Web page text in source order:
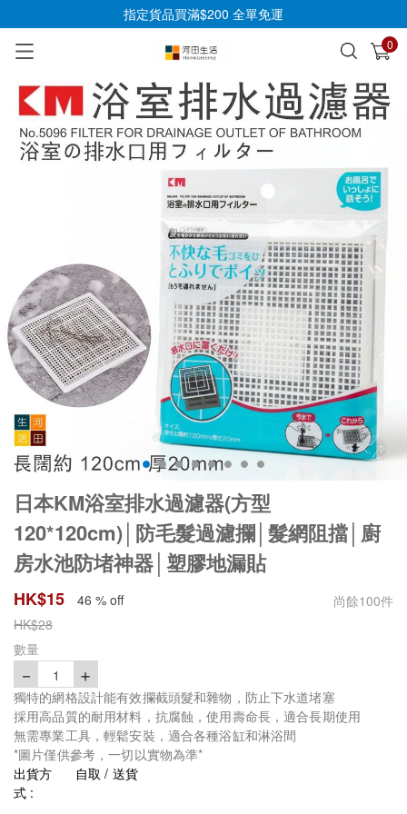
指定貨品買滿$200 全單免運
0
已加入購物車 查看
日本KM浴室排水過濾器(方型
120*120cm)│防毛髮過濾攔│髮網阻擋│廚
房水池防堵神器│塑膠地漏貼
HK$15 46 % off 尚餘100件
HK$28
數量
－ 1 ＋
獨特的網格設計能有效攔截頭髮和雜物，防止下水道堵塞
採用高品質的耐用材料，抗腐蝕，使用壽命長，適合長期使用
無需專業工具，輕鬆安裝，適合各種浴缸和淋浴間
*圖片僅供參考，一切以實物為準*
出貨方
式 :
自取 / 送貨